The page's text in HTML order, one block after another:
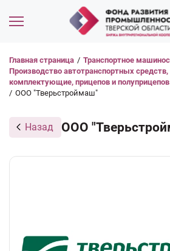
Главная страница / Транспортное
Производство автотранспортных
комплектующие, прицепов и полуприцепов
/ ООО "Тверьстроймаш"
Назад ООО